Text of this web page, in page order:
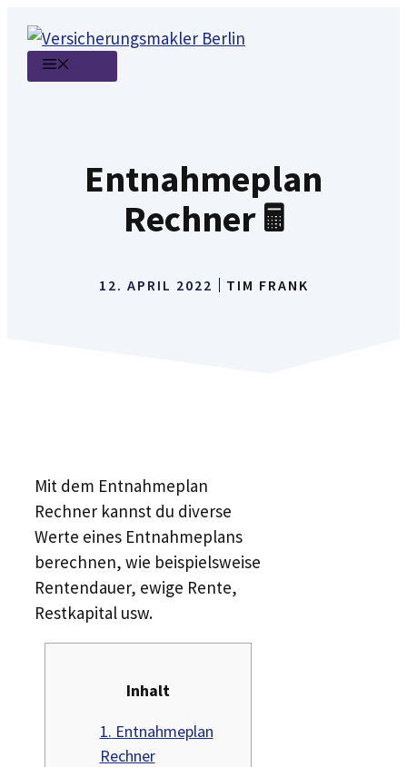
Inhalt
springen
Entnahmeplan
Rechner 🖩
12. APRIL 2022 TIM FRANK
Mit dem Entnahmeplan
Rechner kannst du diverse
Werte eines Entnahmeplans
berechnen, wie beispielsweise
Rentendauer, ewige Rente,
Restkapital usw.
Inhalt
1. Entnahmeplan
Rechner